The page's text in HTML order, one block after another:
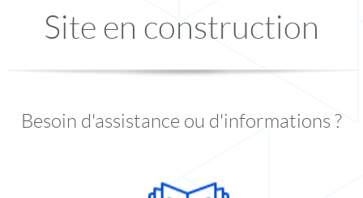
Site en construction
Besoin d'assistance ou d'informations ?